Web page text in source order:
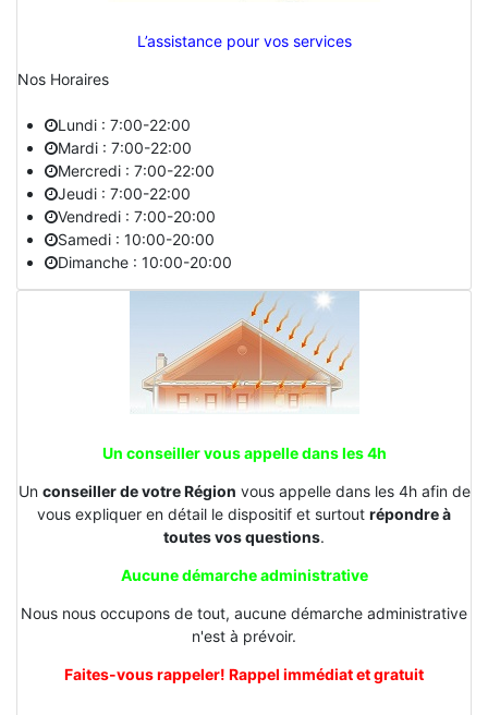
L’assistance pour vos services
Nos Horaires
Lundi : 7:00-22:00
Mardi : 7:00-22:00
Mercredi : 7:00-22:00
Jeudi : 7:00-22:00
Vendredi : 7:00-20:00
Samedi : 10:00-20:00
Dimanche : 10:00-20:00
Un conseiller vous appelle dans les 4h
Un conseiller de votre Région vous appelle dans les 4h afin de
vous expliquer en détail le dispositif et surtout répondre à
toutes vos questions.
Aucune démarche administrative
Nous nous occupons de tout, aucune démarche administrative
n'est à prévoir.
Faites-vous rappeler! Rappel immédiat et gratuit